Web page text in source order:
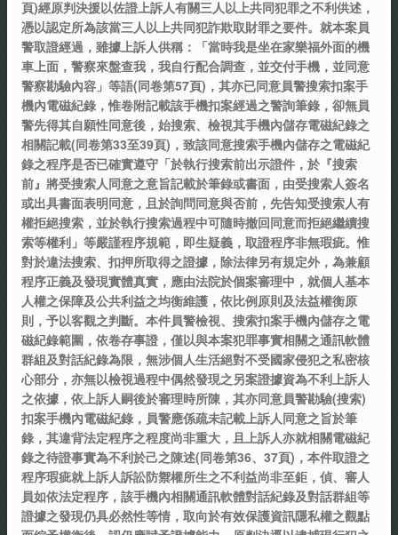
頁)經原判決援以佐證上訴人有關三人以上共同犯罪之不利供述，
憑以認定所為該當三人以上共同犯詐欺取財罪之要件。就本案員
警取證經過，雖據上訴人供稱：「當時我是坐在家樂福外面的機
車上面，警察來盤查我，我自行配合調查，並交付手機，並同意
警察勘驗內容」等語(同卷第57頁)，其亦已同意員警搜索扣案手
機內電磁紀錄，惟卷附記載該手機扣案經過之警詢筆錄，卻無員
警先得其自願性同意後，始搜索、檢視其手機內儲存電磁紀錄之
相關記載(同卷第33至39頁)，致該同意搜索手機內儲存之電磁紀
錄之程序是否已確實遵守「於執行搜索前出示證件，於『搜索
前』將受搜索人同意之意旨記載於筆錄或書面，由受搜索人簽名
或出具書面表明同意，且於詢問同意與否前，先告知受搜索人有
權拒絕搜索，並於執行搜索過程中可隨時撤回同意而拒絕繼續搜
索等權利」等嚴謹程序規範，即生疑義，取證程序非無瑕疵。惟
對於違法搜索、扣押所取得之證據，除法律另有規定外，為兼顧
程序正義及發現實體真實，應由法院於個案審理中，就個人基本
人權之保障及公共利益之均衡維護，依比例原則及法益權衡原
則，予以客觀之判斷。本件員警檢視、搜索扣案手機內儲存之電
磁紀錄範圍，依卷存事證，僅以與本案犯罪事實相關之通訊軟體
群組及對話紀錄為限，無涉個人生活絕對不受國家侵犯之私密核
心部分，亦無以檢視過程中偶然發現之另案證據資為不利上訴人
之依據，依上訴人嗣後於審理時所陳，其亦同意員警勘驗(搜索)
扣案手機內電磁紀錄，員警應係疏未記載上訴人同意之旨於筆
錄，其違背法定程序之程度尚非重大，且上訴人亦就相關電磁紀
錄之待證事實為不利於己之陳述(同卷第36、37頁)，本件取證之
程序瑕疵就上訴人訴訟防禦權所生之不利益尚非至鉅，偵、審人
員如依法定程序，該手機內相關通訊軟體對話紀錄及對話群組等
證據之發現仍具必然性等情，取向於有效保護資訊隱私權之觀點